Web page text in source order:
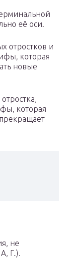
её оси.
отростков и
которая
новые
которая
не
Г.).